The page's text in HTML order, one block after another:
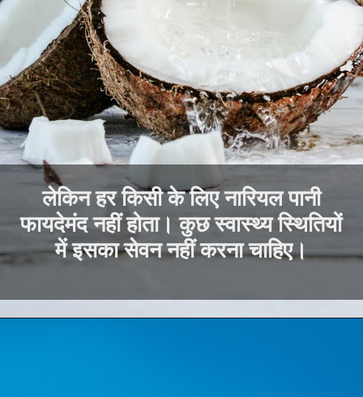
लेकिन हर किसी के लिए नारियल पानी
फायदेमंद नहीं होता। कुछ स्वास्थ्य स्थितियों
में इसका सेवन नहीं करना चाहिए।